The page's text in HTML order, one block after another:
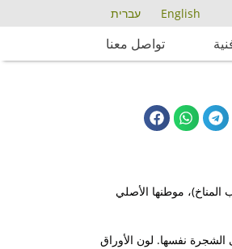
English עברית
تواصل معنا
موطنها الأصلي
من الأوراق على الشجرة نفسها. لون الأوراق